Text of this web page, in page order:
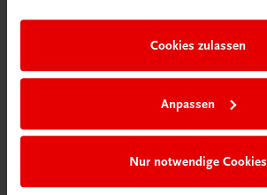
Cookies zulassen
Anpassen
Nur notwendige Cookies